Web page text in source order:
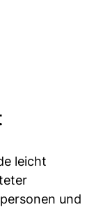
leicht
und